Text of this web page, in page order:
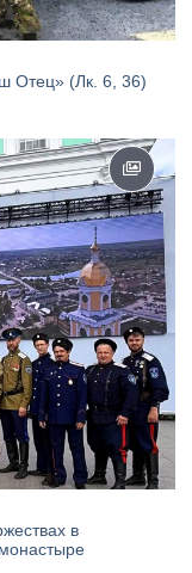
Отец» (Лк. 6, 36)
в